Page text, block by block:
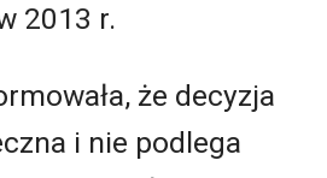
2013 r.
że decyzja
i nie podlega